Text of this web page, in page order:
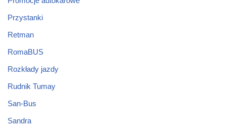
Przystanki
Retman
RomaBUS
Rozkłady jazdy
Rudnik Tumay
San-Bus
Sandra